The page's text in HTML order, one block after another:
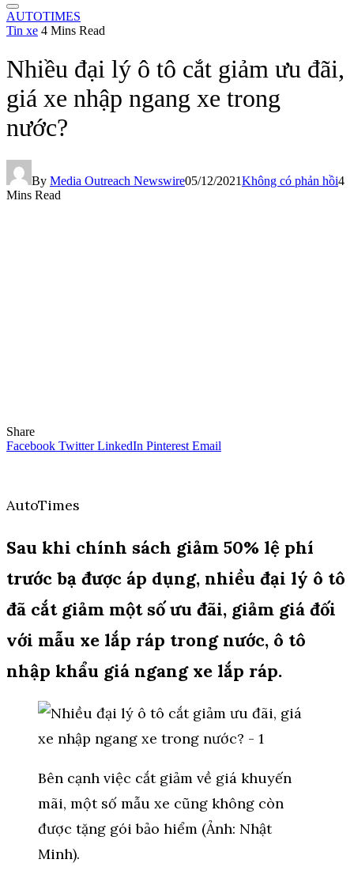
AUTOTIMES
Tin xe 4 Mins Read
Nhiều đại lý ô tô cắt giảm ưu đãi,
giá xe nhập ngang xe trong
nước?
By Media Outreach Newswire05/12/2021Không có phản hồi4
Mins Read
Share
Facebook Twitter LinkedIn Pinterest Email
AutoTimes
Sau khi chính sách giảm 50% lệ phí
trước bạ được áp dụng, nhiều đại lý ô tô
đã cắt giảm một số ưu đãi, giảm giá đối
với mẫu xe lắp ráp trong nước, ô tô
nhập khẩu giá ngang xe lắp ráp.
Bên cạnh việc cắt giảm về giá khuyến
mãi, một số mẫu xe cũng không còn
được tặng gói bảo hiểm (Ảnh: Nhật
Minh).